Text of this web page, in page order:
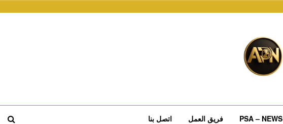
PSA – NEWS فريق العمل اتصل بنا